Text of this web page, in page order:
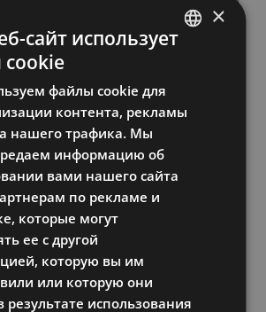
тест на
в
условиях
НДС
RUSSIAN
LATVIAN
×
сайт использует
файлы cookie для
контента, рекламы
нашего трафика. Мы
информацию об
вами нашего сайта
по рекламе и
которые могут
ее с другой
которую вы им
или которую они
результате использования